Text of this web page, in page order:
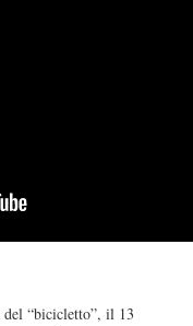
“bicicletto”, il 13